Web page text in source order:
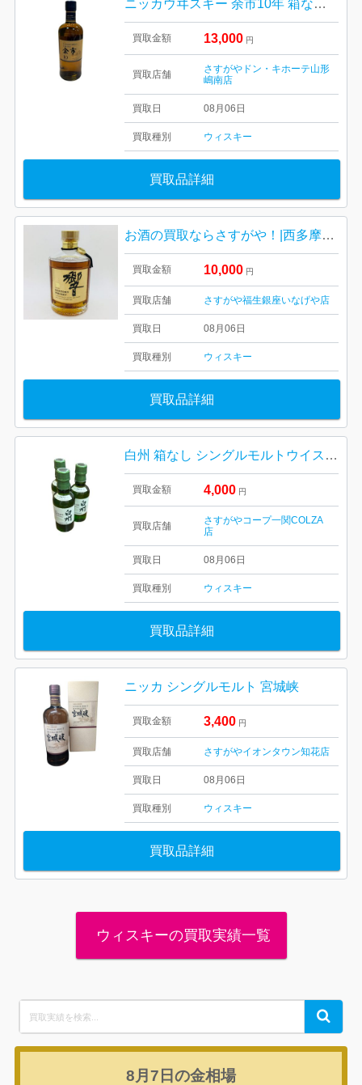
ニッカウヰスキー 余市10年 箱なし 山形市
買取金額 13,000 円
買取店舗
さすがやドン・キホーテ山形
嶋南店
買取日 08月06日
買取種別 ウィスキー
買取品詳細
お酒の買取ならさすがや！|西多摩郡瑞穂町長岡| サントリーウイスキー響
買取金額 10,000 円
買取店舗 さすがや福生銀座いなげや店
買取日 08月06日
買取種別 ウィスキー
買取品詳細
白州 箱なし シングルモルトウイスキー ジャパニーズウイスキー
買取金額 4,000 円
買取店舗
さすがやコープ一関COLZA
店
買取日 08月06日
買取種別 ウィスキー
買取品詳細
ニッカ シングルモルト 宮城峡
買取金額 3,400 円
買取店舗 さすがやイオンタウン知花店
買取日 08月06日
買取種別 ウィスキー
買取品詳細
ウィスキーの買取実績一覧
for:
Search
8月7日の金相場